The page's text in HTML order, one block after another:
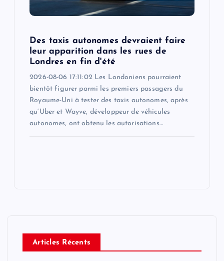
Des taxis autonomes devraient faire
leur apparition dans les rues de
Londres en fin d'été
2026-08-06 17:11:02 Les Londoniens pourraient
bientôt figurer parmi les premiers passagers du
Royaume-Uni à tester des taxis autonomes, après
qu’Uber et Wayve, développeur de véhicules
autonomes, ont obtenu les autorisations…
Articles Récents